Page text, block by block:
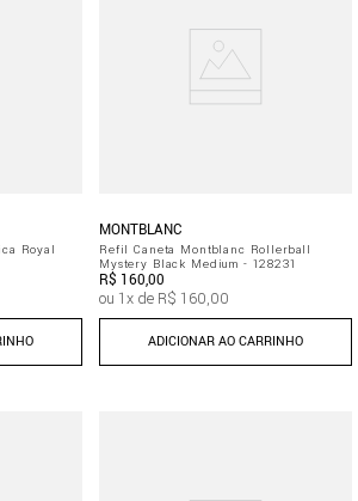
Royal
MONTBLANC
Refil Caneta Montblanc Rollerball
Mystery Black Medium - 128231
R$ 160,00
ou 1x de R$ 160,00
ADICIONAR AO CARRINHO